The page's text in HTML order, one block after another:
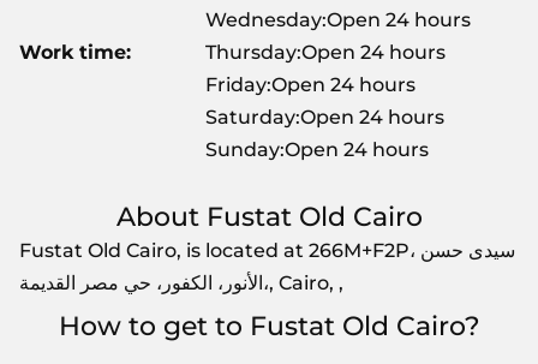
Work time:
Wednesday:Open 24 hours
Thursday:Open 24 hours
Friday:Open 24 hours
Saturday:Open 24 hours
Sunday:Open 24 hours
About Fustat Old Cairo
Fustat Old Cairo, is located at 266M+F2P، سيدى حسن
الأنور، الكفور، حي مصر القديمة،, Cairo, ,
How to get to Fustat Old Cairo?